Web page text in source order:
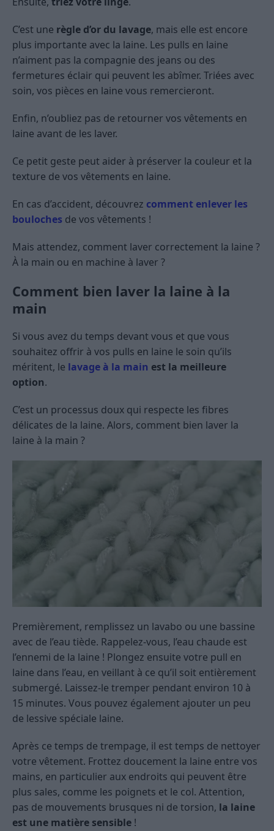
C’est une règle d’or du lavage, mais elle est encore
plus importante avec la laine. Les pulls en laine
n’aiment pas la compagnie des jeans ou des
fermetures éclair qui peuvent les abîmer. Triées avec
soin, vos pièces en laine vous remercieront.
Enfin, n’oubliez pas de retourner vos vêtements en
laine avant de les laver.
Ce petit geste peut aider à préserver la couleur et la
texture de vos vêtements en laine.
En cas d’accident, découvrez comment enlever les
bouloches de vos vêtements !
Mais attendez, comment laver correctement la laine ?
À la main ou en machine à laver ?
Comment bien laver la laine à la
main
Si vous avez du temps devant vous et que vous
souhaitez offrir à vos pulls en laine le soin qu’ils
méritent, le lavage à la main est la meilleure
option.
C’est un processus doux qui respecte les fibres
délicates de la laine. Alors, comment bien laver la
laine à la main ?
Premièrement, remplissez un lavabo ou une bassine
avec de l’eau tiède. Rappelez-vous, l’eau chaude est
l’ennemi de la laine ! Plongez ensuite votre pull en
laine dans l’eau, en veillant à ce qu’il soit entièrement
submergé. Laissez-le tremper pendant environ 10 à
15 minutes. Vous pouvez également ajouter un peu
de lessive spéciale laine.
Après ce temps de trempage, il est temps de nettoyer
votre vêtement. Frottez doucement la laine entre vos
mains, en particulier aux endroits qui peuvent être
plus sales, comme les poignets et le col. Attention,
pas de mouvements brusques ni de torsion, la laine
est une matière sensible !